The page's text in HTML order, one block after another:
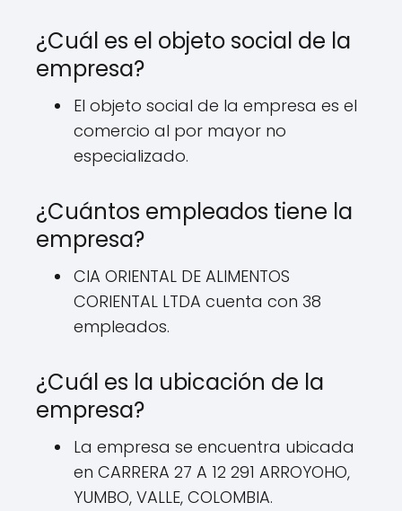
¿Cuál es el objeto social de la
empresa?
El objeto social de la empresa es el
comercio al por mayor no
especializado.
¿Cuántos empleados tiene la
empresa?
CIA ORIENTAL DE ALIMENTOS
CORIENTAL LTDA cuenta con 38
empleados.
¿Cuál es la ubicación de la
empresa?
La empresa se encuentra ubicada
en CARRERA 27 A 12 291 ARROYOHO,
YUMBO, VALLE, COLOMBIA.